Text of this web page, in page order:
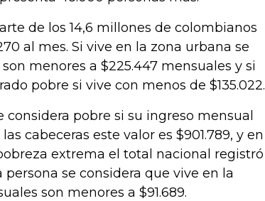
de los 14,6 millones de colombianos
al mes. Si vive en la zona urbana se
menores a $225.447 mensuales y si
pobre si vive con menos de $135.022.
pobre si su ingreso mensual
cabeceras este valor es $901.789, y en
extrema el total nacional registró
persona se considera que vive en la
son menores a $91.689.